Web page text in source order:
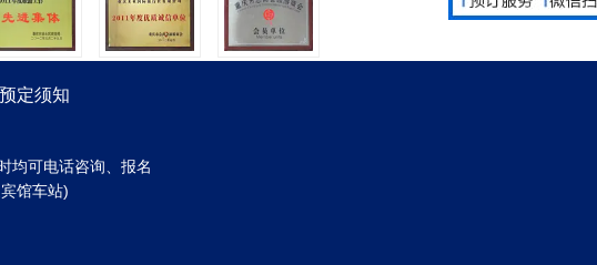
预定须知
均可电话咨询、报名
馆车站)